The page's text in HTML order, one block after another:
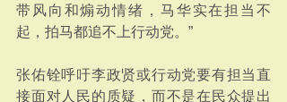
带风向和煽动情绪，马华实在担当不
起，拍马都追不上行动党。”
张佑铨呼吁李政贤或行动党要有担当直
接面对人民的质疑，而不是在民众提出